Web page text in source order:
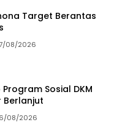
Target Berantas
08/2026
Sosial DKM
Berlanjut
08/2026